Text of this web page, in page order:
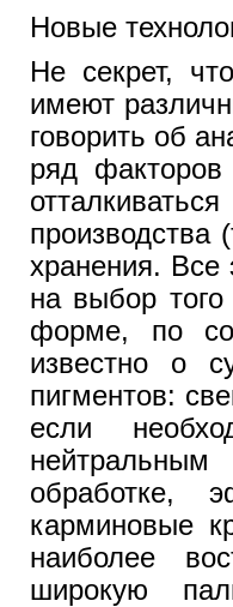
Новые
Не секрет,
имеют
говорить об
ряд
производства
хранения. Все
на выбор
форме, по
известно о
пигментов:
если
обработке,
карминовые
наиболее
широкую